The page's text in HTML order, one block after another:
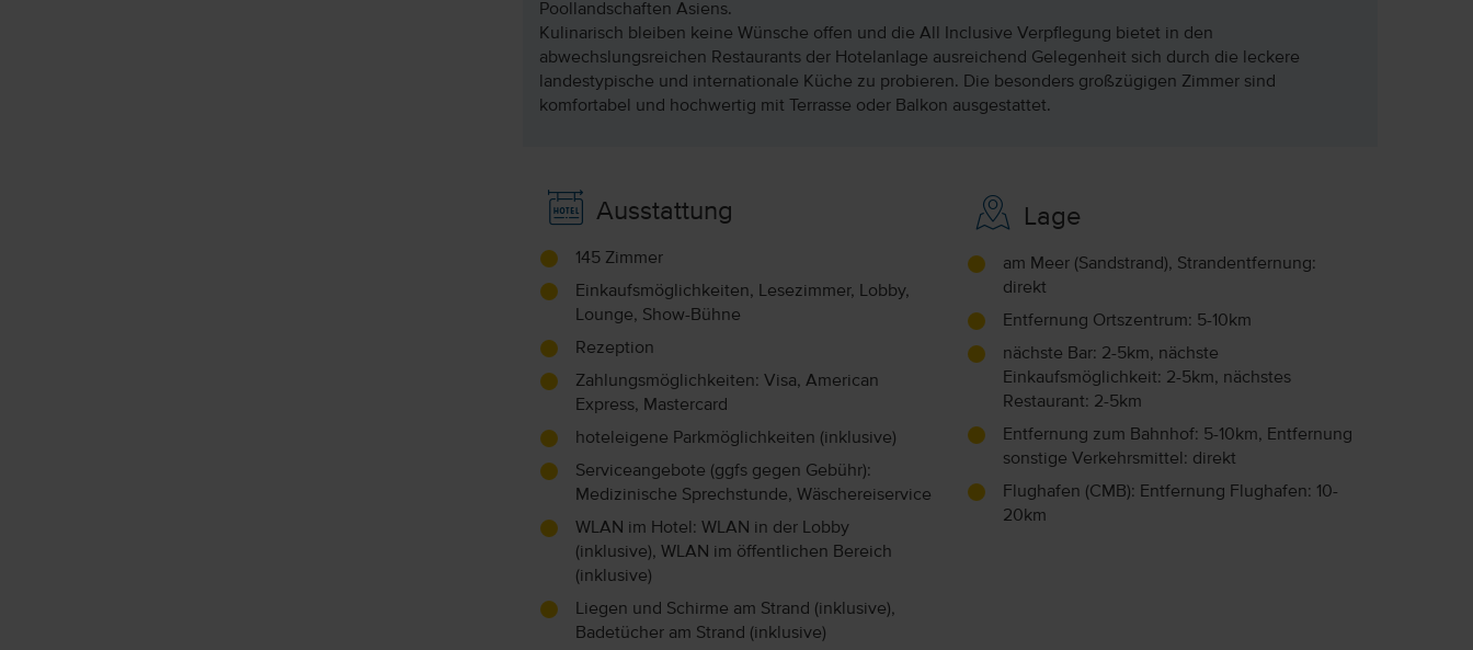
Poollandschaften Asiens.
Kulinarisch bleiben keine Wünsche offen und die All Inclusive Verpflegung bietet in den
abwechslungsreichen Restaurants der Hotelanlage ausreichend Gelegenheit sich durch die leckere
landestypische und internationale Küche zu probieren. Die besonders großzügigen Zimmer sind
komfortabel und hochwertig mit Terrasse oder Balkon ausgestattet.
Ausstattung
145 Zimmer
Einkaufsmöglichkeiten, Lesezimmer, Lobby,
Lounge, Show-Bühne
Rezeption
Zahlungsmöglichkeiten: Visa, American
Express, Mastercard
hoteleigene Parkmöglichkeiten (inklusive)
Serviceangebote (ggfs gegen Gebühr):
Medizinische Sprechstunde, Wäschereiservice
WLAN im Hotel: WLAN in der Lobby
(inklusive), WLAN im öffentlichen Bereich
(inklusive)
Liegen und Schirme am Strand (inklusive),
Badetücher am Strand (inklusive)
Lage
am Meer (Sandstrand), Strandentfernung:
direkt
Entfernung Ortszentrum: 5-10km
nächste Bar: 2-5km, nächste
Einkaufsmöglichkeit: 2-5km, nächstes
Restaurant: 2-5km
Entfernung zum Bahnhof: 5-10km, Entfernung
sonstige Verkehrsmittel: direkt
Flughafen (CMB): Entfernung Flughafen: 10-
20km